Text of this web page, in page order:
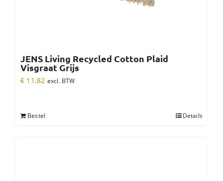
JENS Living Recycled Cotton Plaid
Visgraat Grijs
€ 11,82 excl. BTW
Bestel Details